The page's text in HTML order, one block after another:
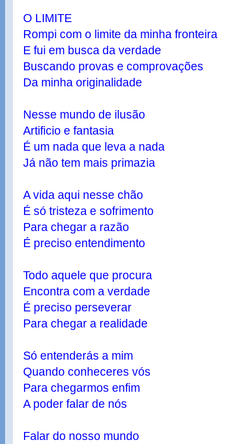
O LIMITE
Rompi com o limite da minha fronteira
E fui em busca da verdade
Buscando provas e comprovações
Da minha originalidade
Nesse mundo de ilusão
Artificio e fantasia
É um nada que leva a nada
Já não tem mais primazia
A vida aqui nesse chão
É só tristeza e sofrimento
Para chegar a razão
É preciso entendimento
Todo aquele que procura
Encontra com a verdade
É preciso perseverar
Para chegar a realidade
Só entenderás a mim
Quando conheceres vós
Para chegarmos enfim
A poder falar de nós
Falar do nosso mundo